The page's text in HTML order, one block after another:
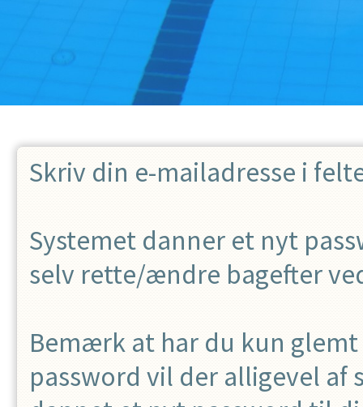
Skriv din e-mailadresse i
Systemet danner et nyt
selv rette/ændre bagefter
Bemærk at har du kun
password vil der alligevel af